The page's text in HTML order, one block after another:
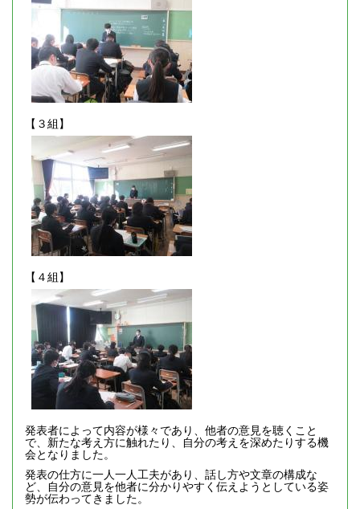
【３組】
【４組】
発表者によって内容が様々であり、他者の意見を聴くこと
で、新たな考え方に触れたり、自分の考えを深めたりする機
会となりました。
発表の仕方に一人一人工夫があり、話し方や文章の構成な
ど、自分の意見を他者に分かりやすく伝えようとしている姿
勢が伝わってきました。